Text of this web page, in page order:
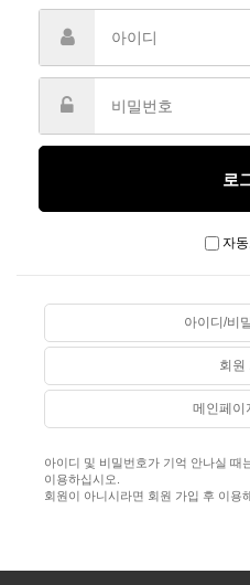
자
아이디/비
회원
메인페이
아이디 및 비밀번호가 기억 안나실 때
이용하십시오.
회원이 아니시라면 회원 가입 후 이용